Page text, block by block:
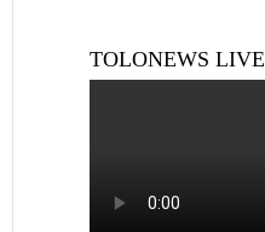
TOLONEWS LIVE